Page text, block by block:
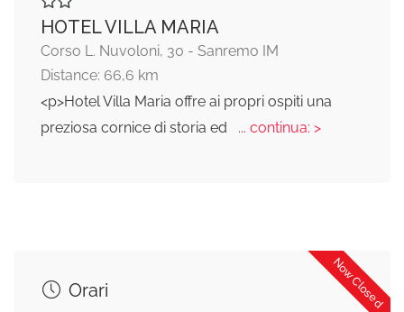
HOTEL VILLA MARIA
Corso L. Nuvoloni, 30 - Sanremo IM
Distance: 66,6 km
<p>Hotel Villa Maria offre ai propri ospiti una
preziosa cornice di storia ed
... continua: >
Now Closed
Orari